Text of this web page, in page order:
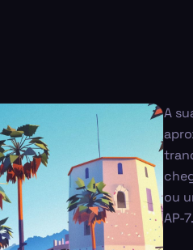
A
ou
AP-7.